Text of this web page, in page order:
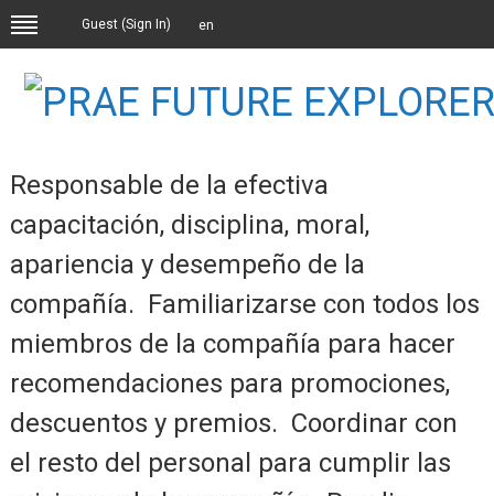
Guest (Sign In) en
Responsable de la efectiva
capacitación, disciplina, moral,
apariencia y desempeño de la
compañía. Familiarizarse con todos los
miembros de la compañía para hacer
recomendaciones para promociones,
descuentos y premios. Coordinar con
el resto del personal para cumplir las